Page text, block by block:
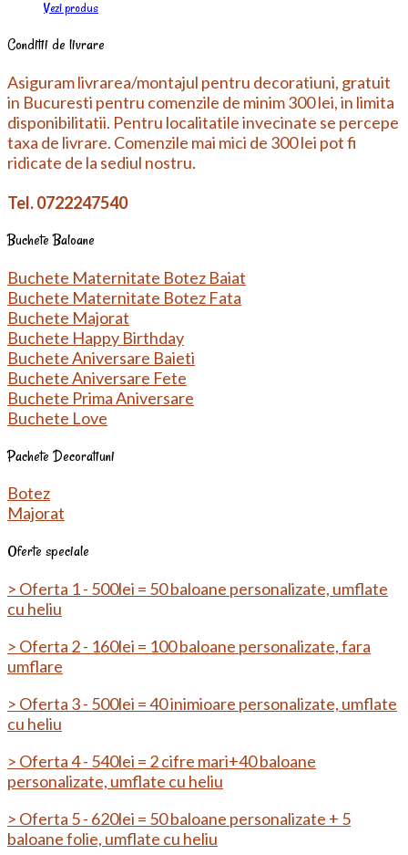
Vezi produs
Conditii de livrare
Asiguram livrarea/montajul pentru decoratiuni, gratuit
in Bucuresti pentru comenzile de minim 300 lei, in limita
disponibilitatii. Pentru localitatile invecinate se percepe
taxa de livrare. Comenzile mai mici de 300 lei pot fi
ridicate de la sediul nostru.
Tel. 0722247540
Buchete Baloane
Buchete Maternitate Botez Baiat
Buchete Maternitate Botez Fata
Buchete Majorat
Buchete Happy Birthday
Buchete Aniversare Baieti
Buchete Aniversare Fete
Buchete Prima Aniversare
Buchete Love
Pachete Decoratiuni
Botez
Majorat
Oferte speciale
> Oferta 1 - 500lei = 50 baloane personalizate, umflate
cu heliu
> Oferta 2 - 160lei = 100 baloane personalizate, fara
umflare
> Oferta 3 - 500lei = 40 inimioare personalizate, umflate
cu heliu
> Oferta 4 - 540lei = 2 cifre mari+40 baloane
personalizate, umflate cu heliu
> Oferta 5 - 620lei = 50 baloane personalizate + 5
baloane folie, umflate cu heliu